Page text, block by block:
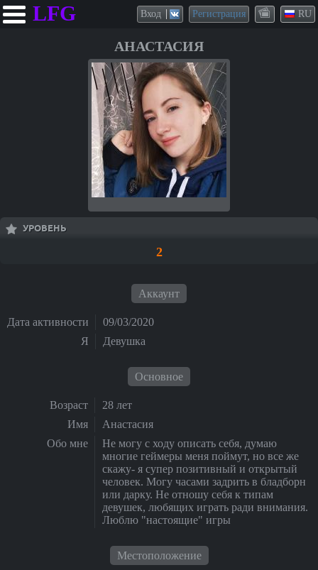
LFG Вход Регистрация RU
АНАСТАСИЯ
УРОВЕНЬ
2
Аккаунт
Дата активности
09/03/2020
Я
Девушка
Основное
Возраст
28 лет
Имя
Анастасия
Обо мне
Не могу с ходу описать себя, думаю
многие геймеры меня поймут, но все же
скажу- я супер позитивный и открытый
человек. Могу часами задрить в бладборн
или дарку. Не отношу себя к типам
девушек, любящих играть ради внимания.
Люблю "настоящие" игры
Местоположение